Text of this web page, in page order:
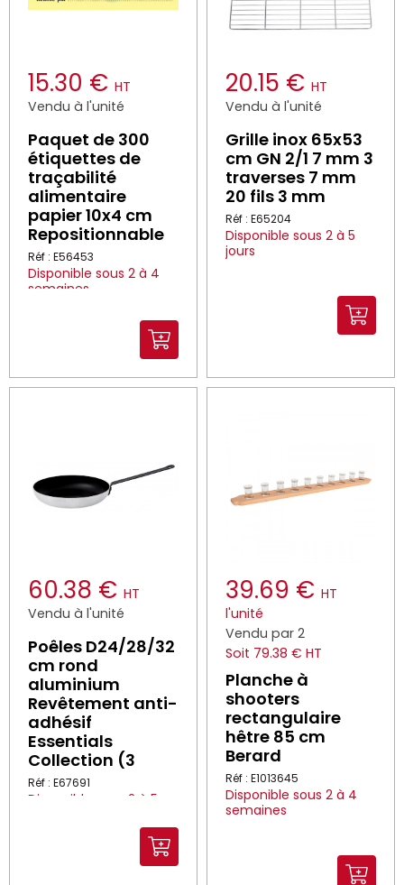
15.30 € HT
Vendu à l'unité
Paquet de 300
étiquettes de
traçabilité
alimentaire
papier 10x4 cm
Repositionnable
Réf : E56453
Disponible sous 2 à 4
semaines
20.15 € HT
Vendu à l'unité
Grille inox 65x53
cm GN 2/1 7 mm 3
traverses 7 mm
20 fils 3 mm
Réf : E65204
Disponible sous 2 à 5
jours
60.38 € HT
Vendu à l'unité
Poêles D24/28/32
cm rond
aluminium
Revêtement anti-
adhésif
Essentials
Collection (3
Réf : E67691
Disponible sous 2 à 5
39.69 € HT
l'unité
Vendu par 2
Soit 79.38 € HT
Planche à
shooters
rectangulaire
hêtre 85 cm
Berard
Réf : E1013645
Disponible sous 2 à 4
semaines